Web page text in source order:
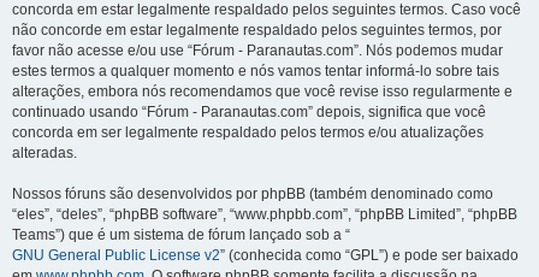
concorda em estar legalmente respaldado pelos seguintes termos. Caso você
não concorde em estar legalmente respaldado pelos seguintes termos, por
favor não acesse e/ou use “Fórum - Paranautas.com”. Nós podemos mudar
estes termos a qualquer momento e nós vamos tentar informá-lo sobre tais
alterações, embora nós recomendamos que você revise isso regularmente e
continuado usando “Fórum - Paranautas.com” depois, significa que você
concorda em ser legalmente respaldado pelos termos e/ou atualizações
alteradas.
Nossos fóruns são desenvolvidos por phpBB (também denominado como
“eles”, “deles”, “phpBB software”, “www.phpbb.com”, “phpBB Limited”, “phpBB
Teams”) que é um sistema de fórum lançado sob a “
GNU General Public License v2” (conhecida como “GPL”) e pode ser baixado